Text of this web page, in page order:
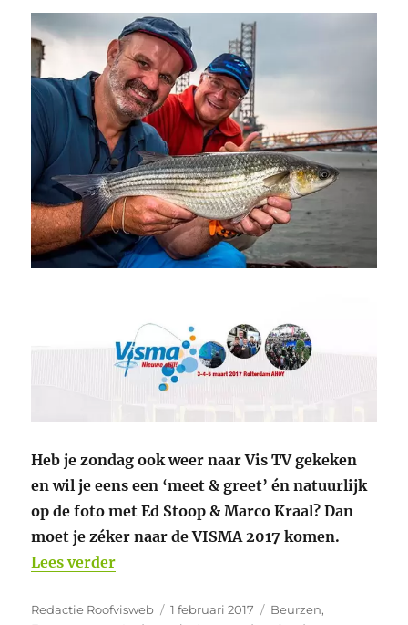
Heb je zondag ook weer naar Vis TV gekeken
en wil je eens een ‘meet & greet’ én natuurlijk
op de foto met Ed Stoop & Marco Kraal? Dan
moet je zéker naar de VISMA 2017 komen.
Lees verder“Ed & Marco op het Sportvisserij
Auteur
Redactie Roofvisweb
Geplaatst
1 februari 2017 Categorieën
Beurzen,